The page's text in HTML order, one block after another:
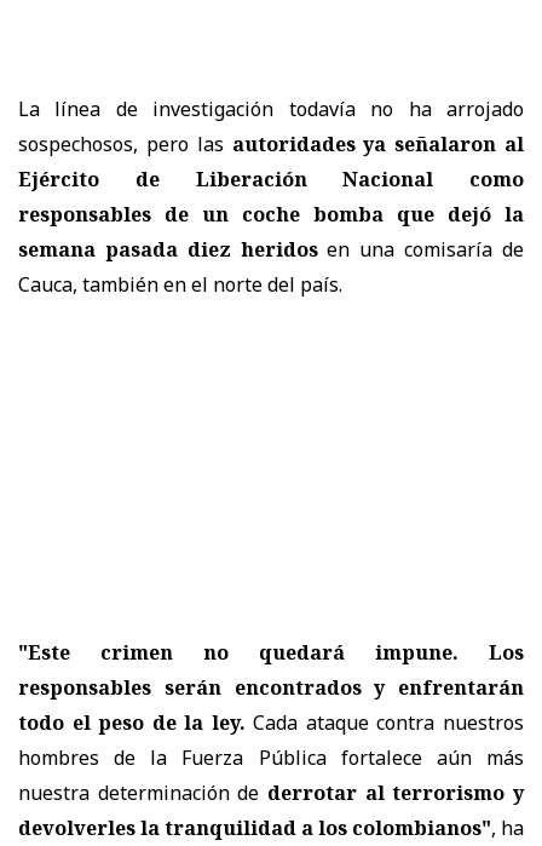
La línea de investigación todavía no ha arrojado
sospechosos, pero las autoridades ya señalaron al
Ejército de Liberación Nacional como
responsables de un coche bomba que dejó la
semana pasada diez heridosen una comisaría de
Cauca, también en el norte del país.
"Este crimen no quedará impune. Los
responsables serán encontrados y enfrentarán
todo el peso de la ley. Cada ataque contra nuestros
hombres de la Fuerza Pública fortalece aún más
nuestra determinación de derrotar al terrorismo y
devolverles la tranquilidad a los colombianos", ha